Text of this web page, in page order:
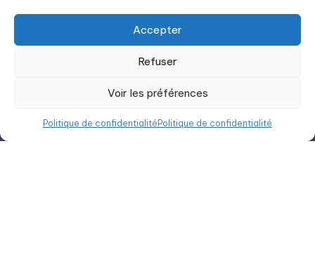
Accepter
Refuser
Voir les préférences
Politique de confidentialité Politique de confidentialité
Préparer son admission
Liste des résidences Groupe SOS Seniors